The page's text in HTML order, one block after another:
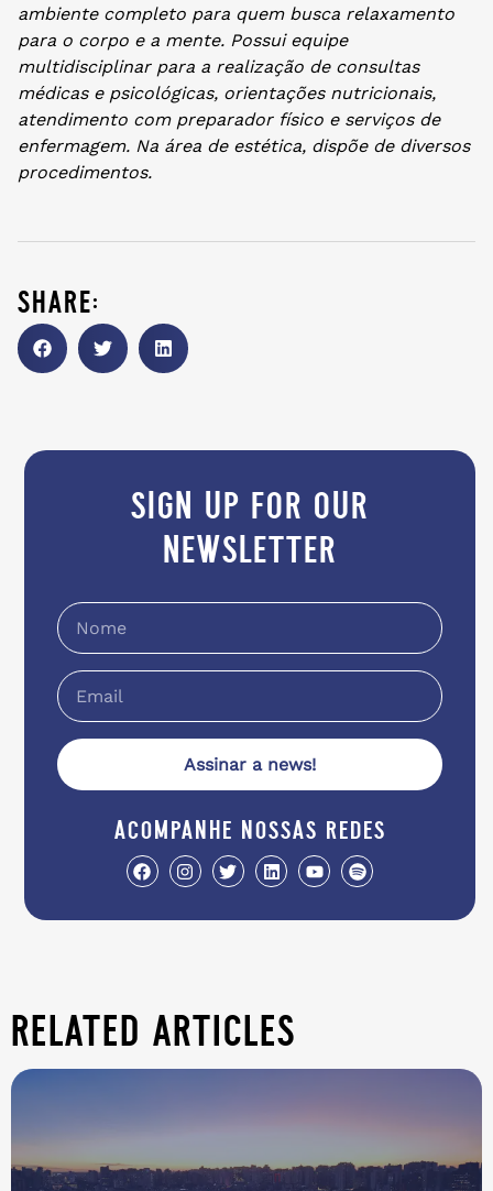
ambiente completo para quem busca relaxamento
para o corpo e a mente. Possui equipe
multidisciplinar para a realização de consultas
médicas e psicológicas, orientações nutricionais,
atendimento com preparador físico e serviços de
enfermagem. Na área de estética, dispõe de diversos
procedimentos.
share:
sign up for our
newsletter
Assinar a news!
acompanhe nossas redes
related articles